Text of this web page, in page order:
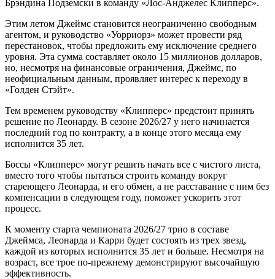
Брэндина Подземски в команду «Лос-Анджелес Клипперс».
Этим летом Джеймс становится неограниченно свободным
агентом, и руководство «Уорриорз» может провести ряд
перестановок, чтобы предложить ему исключение среднего
уровня. Эта сумма составляет около 15 миллионов долларов,
но, несмотря на финансовые ограничения, Джеймс, по
неофициальным данным, проявляет интерес к переходу в
«Голден Стэйт».
Тем временем руководству «Клипперс» предстоит принять
решение по Леонарду. В сезоне 2026/27 у него начинается
последний год по контракту, а в конце этого месяца ему
исполнится 35 лет.
Боссы «Клипперс» могут решить начать все с чистого листа,
вместо того чтобы пытаться строить команду вокруг
стареющего Леонарда, и его обмен, а не расставание с ним без
компенсации в следующем году, поможет ускорить этот
процесс.
К моменту старта чемпионата 2026/27 трио в составе
Джеймса, Леонарда и Карри будет состоять из трех звезд,
каждой из которых исполнится 35 лет и больше. Несмотря на
возраст, все трое по-прежнему демонстрируют высочайшую
эффективность.